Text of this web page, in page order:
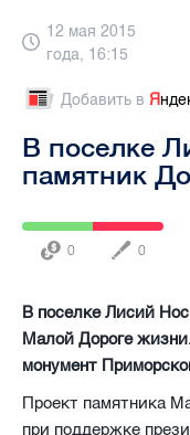
12 мая 2015
года, 16:15
Добавить в Я
В поселке
памятник
0 0
В поселке Лисий
Малой Дороге
монумент
Проект памятника
при поддержке